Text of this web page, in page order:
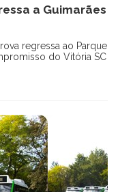
a Guimarães
regressa ao Parque
do Vitória SC